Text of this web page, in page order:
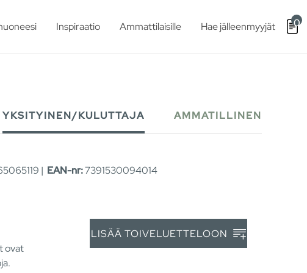
Inspiraatio Ammattilaisille Hae jälleenmyyjät 0
YKSITYINEN/KULUTTAJA AMMATILLINEN
| EAN-nr:7391530094014
ovat
LISÄÄ TOIVELUETTELOON